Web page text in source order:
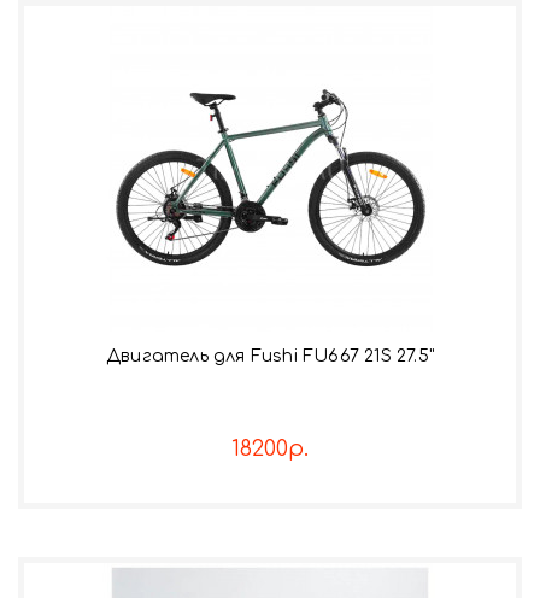
Двигатель для Fushi FU667 21S 27.5"
18200р.